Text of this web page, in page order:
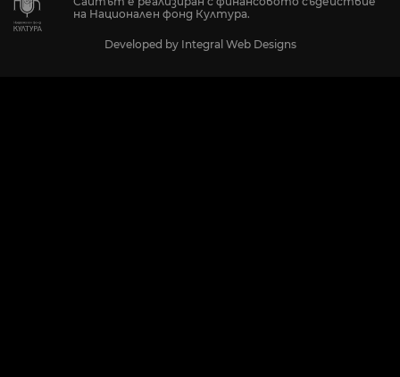
на Национален фонд Култура.
Developed by Integral Web Designs